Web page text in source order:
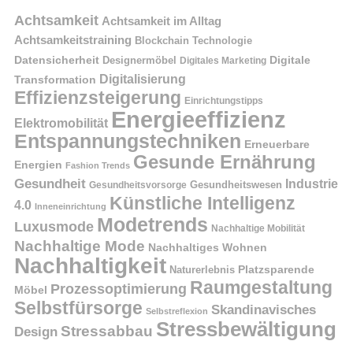
Achtsamkeit Achtsamkeit im Alltag
Achtsamkeitstraining Blockchain Technologie
Datensicherheit Designermöbel Digitales Marketing Digitale
Transformation Digitalisierung
Effizienzsteigerung Einrichtungstipps
Elektromobilität Energieeffizienz
Entspannungstechniken Erneuerbare
Energien Fashion Trends Gesunde Ernährung
Gesundheit Gesundheitsvorsorge Gesundheitswesen Industrie
4.0 Inneneinrichtung Künstliche Intelligenz
Luxusmode Modetrends Nachhaltige Mobilität
Nachhaltige Mode Nachhaltiges Wohnen
Nachhaltigkeit Naturerlebnis Platzsparende
Möbel Prozessoptimierung Raumgestaltung
Selbstfürsorge Selbstreflexion Skandinavisches
Design Stressabbau Stressbewältigung